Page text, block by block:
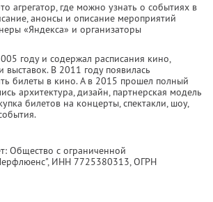
агрегатор, где можно узнать о событиях в
анонсы и описание мероприятий
«Яндекса» и организаторы
году и содержал расписания кино,
выставок. В 2011 году появилась
билеты в кино. А в 2015 прошел полный
архитектура, дизайн, партнерская модель
билетов на концерты, спектакли, шоу,
Общество с ограниченной
ИНН 7725380313, ОГРН